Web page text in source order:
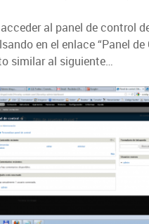
al panel de control
en el enlace “Panel de
similar al siguiente…